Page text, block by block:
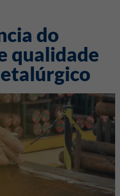
do
qualidade